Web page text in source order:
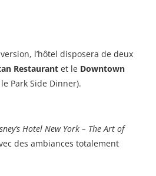
l’hôtel disposera de deux
Restaurant et le Downtown
Park Side Dinner).
Hotel New York – The Art of
des ambiances totalement